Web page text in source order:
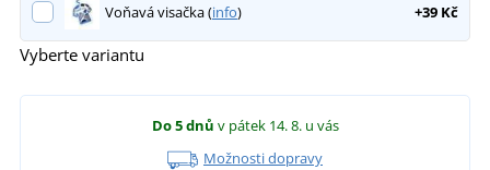
Voňavá visačka (info) +39 Kč
Vyberte variantu
Do 5 dnů v pátek 14. 8. u vás
Možnosti dopravy